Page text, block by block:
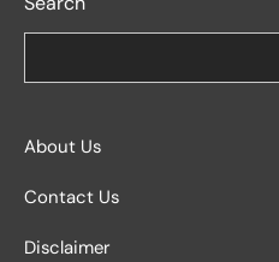
About Us
Contact Us
Disclaimer